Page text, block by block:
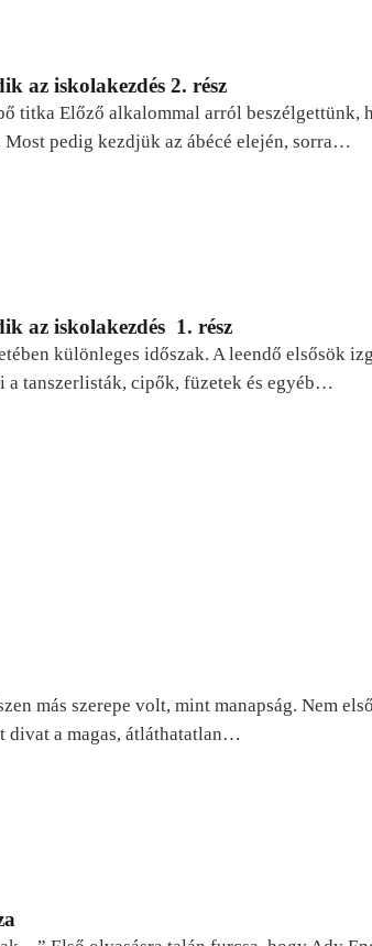
az iskolakezdés 2. rész
titka Előző alkalommal arról beszélgettünk,
pedig kezdjük az ábécé elején, sorra…
az iskolakezdés 1. rész
különleges időszak. A leendő elsősök
tanszerlisták, cipők, füzetek és egyéb…
más szerepe volt, mint manapság. Nem
divat a magas, átláthatatlan…